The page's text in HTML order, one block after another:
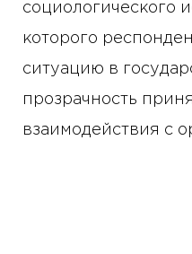
социологического
которого
ситуацию в
прозрачность
взаимодействия с